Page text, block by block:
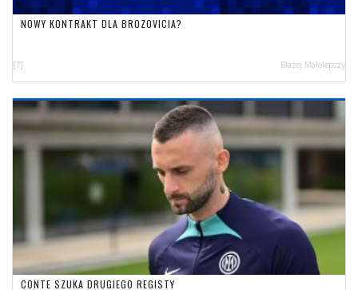
NOWY KONTRAKT DLA BROZOVICIA?
[7] Błażej Małolepszy
CONTE SZUKA DRUGIEGO REGISTY